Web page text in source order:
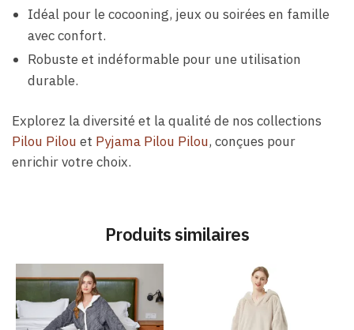
Idéal pour le cocooning, jeux ou soirées en famille
avec confort.
Robuste et indéformable pour une utilisation
durable.
Explorez la diversité et la qualité de nos collections
Pilou Pilou et Pyjama Pilou Pilou, conçues pour
enrichir votre choix.
Produits similaires